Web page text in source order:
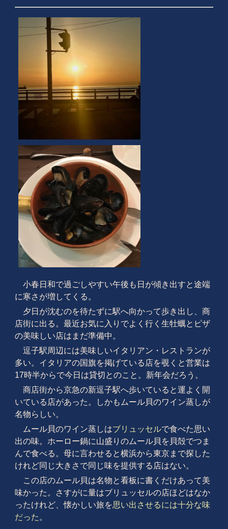
小春日和で過ごしやすい午後も日が傾き出すと途端
に寒さが増してくる。
夕日が沈むのを待たずに駅へ向かって歩き出し、商
店街に出る。最近お気に入りでよく行く生牡蠣とピザ
の美味しい店はまだ準備中。
逗子駅周辺には美味しいイタリアン・レストランが
多い。イタリアの国旗を掲げている店を覗くと営業は
17時半からで今日は貸切とのこと。新年会だろう。
商店街から京急の新逗子駅へ歩いていると運よく開
いている店があった。しかもムール貝のワイン蒸しが
名物らしい。
ムール貝のワイン蒸しはブリュッセルで食べた思い
出の味。ホーロー鍋に山盛りのムール貝を貝殻でつま
んで食べる。母に言わせると横浜から東京まで探した
けれど同じ大きさで同じ味を提供する店はない。
この店のムール貝は名物と看板に書くだけあって美
味かった。さすがに量はブリュッセルの店ほどはなか
ったけれど、懐かしい旅を思い出させるには十分な味
だった。